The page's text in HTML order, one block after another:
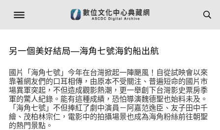
另一個美好結局—海角七號海釣船出航
國片「海角七號」今年在台灣掀起一陣颶風！自從試映會以來
靠著網友們的口耳相傳，由原本不受關注、普遍短命的國片市
場異軍突起，不但造成觀影熱潮，更一舉創下台灣影史票房季
軍的驚人紀錄。能有這種成績，恐怕導演魏德聖也始料未及。
「海角七號」不但捧紅了劇中演員－阿嘉范逸臣、友子田中千
繪、茂柏林宗仁，電影中的拍攝場景也成為海角粉絲前往朝聖
的熱門景點。